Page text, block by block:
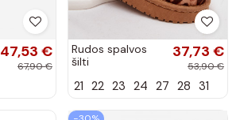
47,53 €
67,90 €
Rudos spalvos
šilti
sniego batai su
leopardo kailio...
37,73 €
53,90 €
21 22 23 24 27 28 31